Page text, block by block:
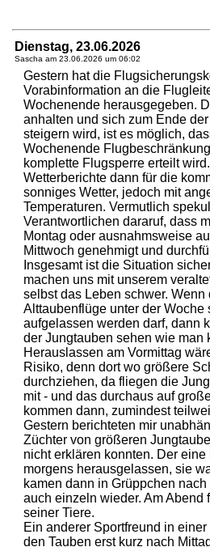
Dienstag, 23.06.2026
Sascha am 23.06.2026 um 06:02
Gestern hat die
Vorabinformation an die
Wochenende herausgegeben.
anhalten und sich zum Ende
steigern wird, ist es möglich,
Wochenende
komplette Flugsperre erteilt
Wetterberichte dann für die
sonniges Wetter, jedoch mit
Temperaturen. Vermutlich
Verantwortlichen dararuf, dass
Montag oder ausnahmsweise
Mittwoch genehmigt und
Insgesamt ist die Situation
machen uns mit unserem
selbst das Leben schwer. Wenn
Alttaubenflüge unter der Woche
aufgelassen werden darf, dann
der Jungtauben sehen wie man
Herauslassen am Vormittag
Risiko, denn dort wo größere
durchziehen, da fliegen die
mit - und das durchaus auf
kommen dann, zumindest
Gestern berichteten mir
Züchter von größeren
nicht erklären konnten. Der eine
morgens herausgelassen, sie
kamen dann in Grüppchen
auch einzeln wieder. Am Abend
seiner Tiere.
Ein anderer Sportfreund in
den Tauben erst kurz nach